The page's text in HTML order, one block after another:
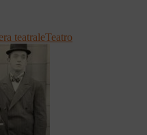
teatraleTeatro